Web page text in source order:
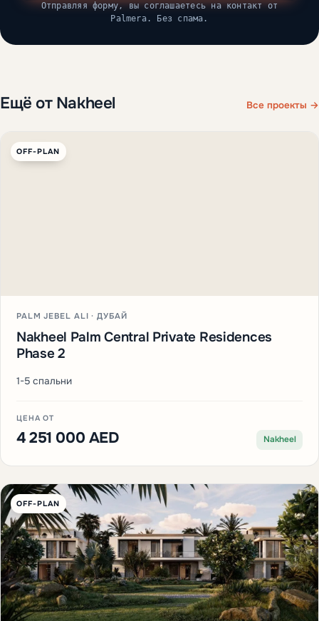
Отправляя форму, вы соглашаетесь на контакт от
Palmera. Без спама.
Ещё от Nakheel Все проекты →
OFF-PLAN
PALM JEBEL ALI · ДУБАЙ
Nakheel Palm Central Private Residences
Phase 2
1-5 спальни
ЦЕНА ОТ
4 251 000 AED Nakheel
OFF-PLAN